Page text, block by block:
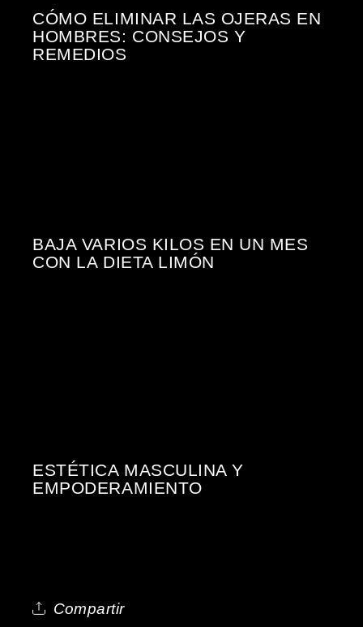
CÓMO ELIMINAR LAS OJERAS EN
HOMBRES: CONSEJOS Y
REMEDIOS
BAJA VARIOS KILOS EN UN MES
CON LA DIETA LIMÓN
ESTÉTICA MASCULINA Y
EMPODERAMIENTO
Compartir